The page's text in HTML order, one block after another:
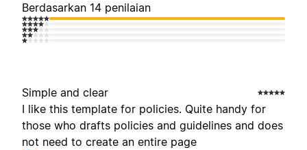
Berdasarkan 14 penilaian
Simple and clear
I like this template for policies. Quite handy for
those who drafts policies and guidelines and does
not need to create an entire page